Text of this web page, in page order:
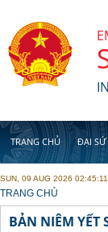
TRANG CHỦ ĐẠI SỨ
SUN, 09 AUG 2026
YOU ARE HERE
TRANG CHỦ
BẢN NIÊM YẾT